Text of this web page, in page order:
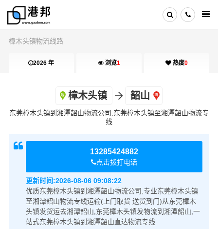
樟木头镇物流线路
2026 年 浏览1 热度0
樟木头镇 韶山
东莞樟木头镇到湘潭韶山物流公司,东莞樟木头镇至湘潭韶山物流专
线
13285424882
点击拨打电话
更新时间:2026-08-06 09:08:22
优质东莞樟木头镇到湘潭韶山物流公司,专业东莞樟木头镇
至湘潭韶山物流专线运输(上门取货 送货到门)从东莞樟木
头镇发货运去湘潭韶山,东莞樟木头镇发物流到湘潭韶山,一
站式东莞樟木头镇到湘潭韶山直达物流专线